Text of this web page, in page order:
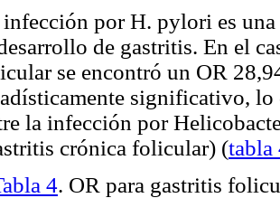
por H. pylori es una
de gastritis. En el
se encontró un OR
significativo,
la infección por
crónica folicular) (tabla
4. OR para gastritis